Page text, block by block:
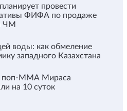
провести
ФИФА по продаже
ЧМ
воды: как обмеление
западного Казахстана
поп-ММА Мираса
на 10 суток